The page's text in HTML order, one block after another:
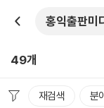
49개
재검색 분